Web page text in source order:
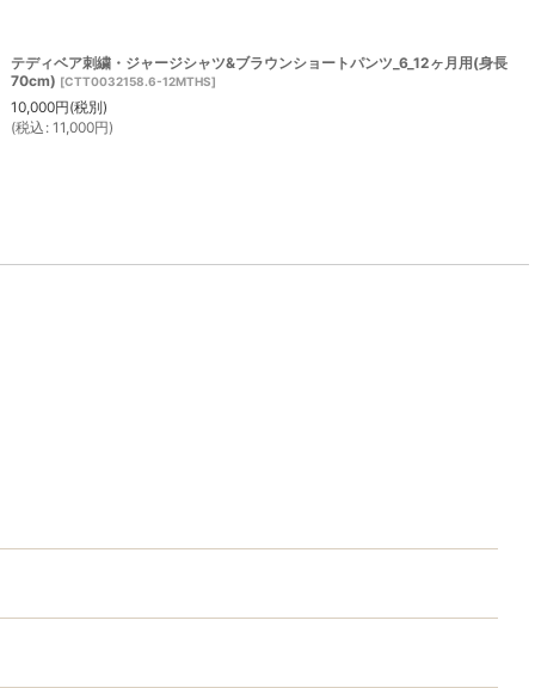
テディベア刺繍・ジャージシャツ&ブラウンショートパンツ_6_12ヶ月用(身長
70cm) [CTT0032158.6-12MTHS]
10,000円(税別)
(税込 : 11,000円)